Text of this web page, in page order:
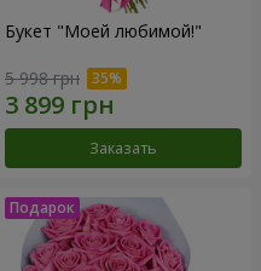
Букет "Моей любимой!"
5 998 грн
Заказать